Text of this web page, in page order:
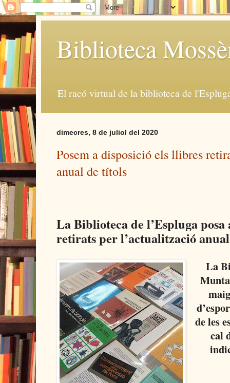
Biblioteca
El racó virtual de la biblioteca de
dimecres, 8 de juliol del 2020
Posem a disposició els llibres
anual de títols
La Biblioteca de l’Espluga
retirats per l’actualització
La
de les
cal